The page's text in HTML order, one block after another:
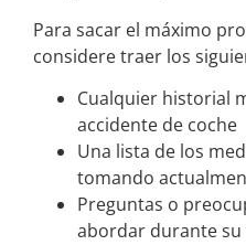
Para sacar el máximo
considere traer los
Cualquier historial
accidente de coche
Una lista de los
tomando
Preguntas o
abordar durante su